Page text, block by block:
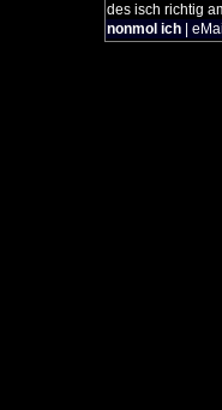
des isch richtig
nonmol ich |